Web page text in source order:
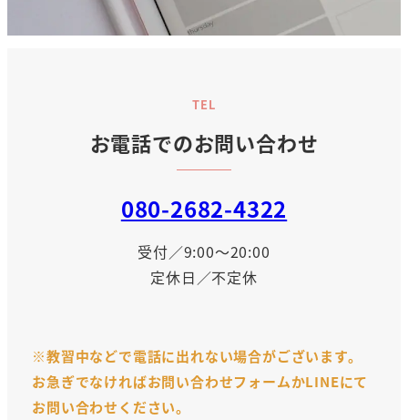
TEL
お電話でのお問い合わせ
080-2682-4322
受付／9:00～20:00
定休日／不定休
※教習中などで電話に出れない場合がございます。
お急ぎでなければお問い合わせフォームかLINEにて
お問い合わせください。